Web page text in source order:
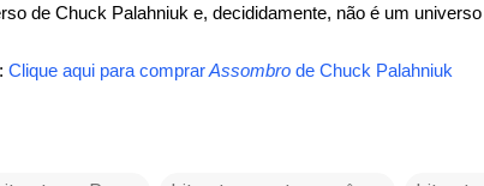
de Chuck Palahniuk e, decididamente, não é um
: Clique aqui para comprarAssombro de Chuck Palahniuk